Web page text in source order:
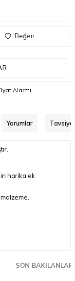
Beğen
Alarmı
Yorumlar Tavsiye
harika ek
SON BAKILANLAR